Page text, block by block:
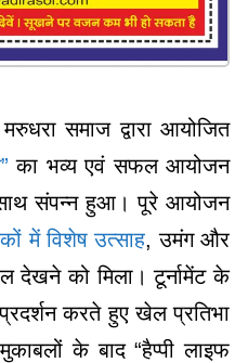
समाज द्वारा आयोजित
का भव्य एवं सफल आयोजन
संपन्न हुआ। पूरे आयोजन
में विशेष उत्साह, उमंग और
देखने को मिला। टूर्नामेंट के
प्रदर्शन करते हुए खेल प्रतिभा
के बाद “हैप्पी लाइफ